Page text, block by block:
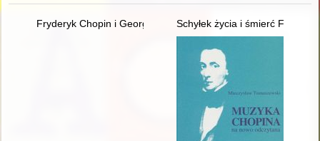
Fryderyk Chopin i George Sand w oczach polskich biografów i
Schyłek życia i śmierć